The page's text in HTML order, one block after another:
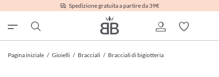
Spedizione gratuita a partire da 39€
Pagina iniziale / Gioielli / Bracciali / Bracciali di bigiotteria